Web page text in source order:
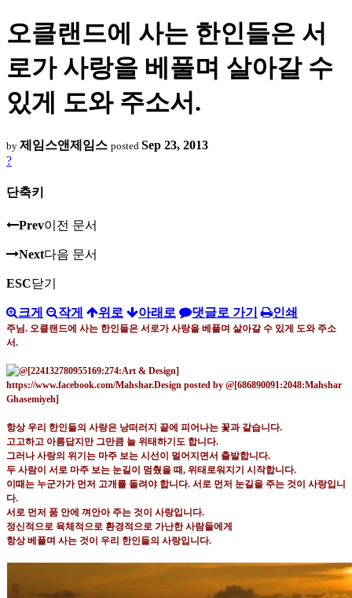
오클랜드에 사는 한인들은 서
로가 사랑을 베풀며 살아갈 수
있게 도와 주소서.
by 제임스앤제임스 posted Sep 23, 2013
?
단축키
Prev이전 문서
Next다음 문서
ESC닫기
크게 작게 위로 아래로 댓글로 가기 인쇄
주님. 오클랜드에 사는 한인들은 서로가 사랑을 베풀며 살아갈 수 있게 도와 주소
서.
항상 우리 한인들의 사랑은 낭떠러지 끝에 피어나는 꽃과 같습니다.
고고하고 아름답지만 그만큼 늘 위태하기도 합니다.
그러나 사랑의 위기는 마주 보는 시선이 멀어지면서 출발합니다.
두 사람이 서로 마주 보는 눈길이 멈췄을 때, 위태로워지기 시작합니다.
이때는 누군가가 먼저 고개를 돌려야 합니다. 서로 먼저 눈길을 주는 것이 사랑입니
다.
서로 먼저 품 안에 껴안아 주는 것이 사랑입니다.
정신적으로 육체적으로 환경적으로 가난한 사람들에게
항상 베풀며 사는 것이 우리 한인들의 사랑입니다.